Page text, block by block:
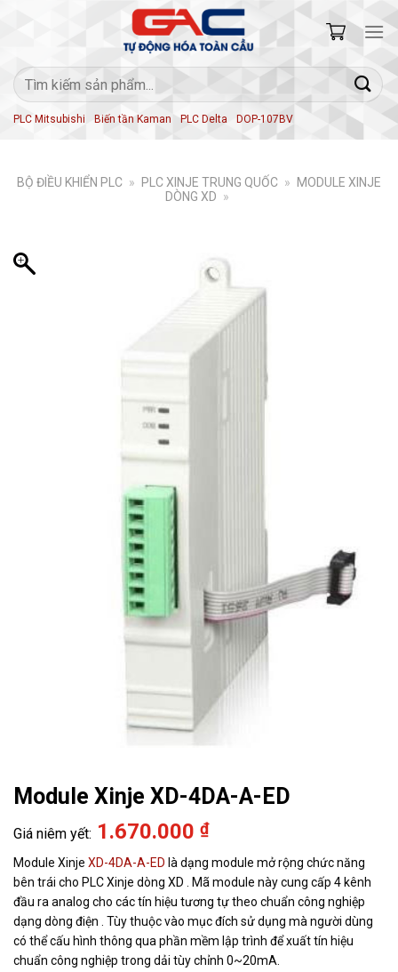
Tìm
kiếm:
PLC Mitsubishi Biến tần Kaman PLC Delta DOP-107BV
BỘ ĐIỀU KHIỂN PLC » PLC XINJE TRUNG QUỐC »
MODULE XINJE
DÒNG XD »
Module Xinje XD-4DA-A-ED
1.670.000 ₫
Module Xinje XD-4DA-A-ED là dạng module mở rộng chức năng
bên trái cho PLC Xinje dòng XD . Mã module này cung cấp 4 kênh
đầu ra analog cho các tín hiệu tương tự theo chuẩn công nghiệp
dạng dòng điện . Tùy thuộc vào mục đích sử dụng mà người dùng
có thể cấu hình thông qua phần mềm lập trình để xuất tín hiệu
chuẩn công nghiệp trong dải tùy chỉnh 0~20mA.